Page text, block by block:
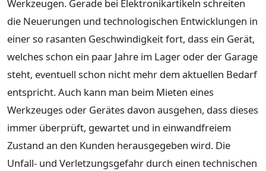
Werkzeugen. Gerade bei Elektronikartikeln schreiten
die Neuerungen und technologischen Entwicklungen in
einer so rasanten Geschwindigkeit fort, dass ein Gerät,
welches schon ein paar Jahre im Lager oder der Garage
steht, eventuell schon nicht mehr dem aktuellen Bedarf
entspricht. Auch kann man beim Mieten eines
Werkzeuges oder Gerätes davon ausgehen, dass dieses
immer überprüft, gewartet und in einwandfreiem
Zustand an den Kunden herausgegeben wird. Die
Unfall- und Verletzungsgefahr durch einen technischen